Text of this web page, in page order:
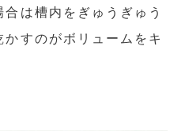
は槽内をぎゅうぎゅう
すのがボリュームをキ